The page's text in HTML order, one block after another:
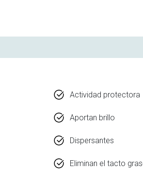
Actividad protectora
Aportan brillo
Dispersantes
Eliminan el tacto